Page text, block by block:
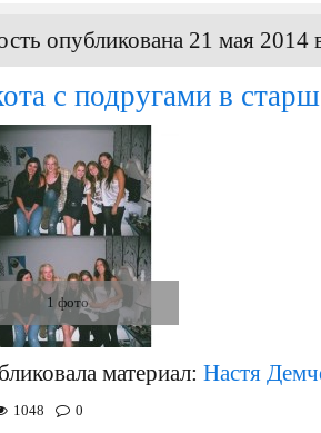
опубликована 21 мая 2014
с подругами в
1 фото
материал: Настя
1048 0